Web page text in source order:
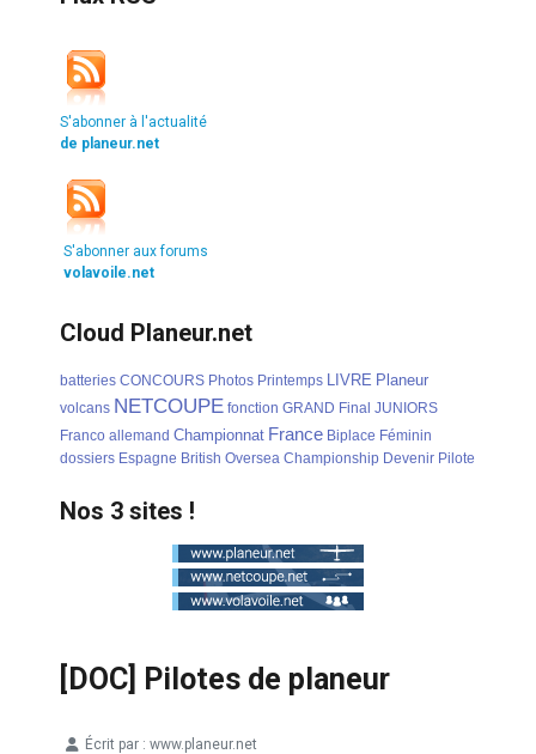
S'abonner à l'actualité
de planeur.net
S'abonner aux forums
volavoile.net
Cloud Planeur.net
batteries CONCOURS Photos Printemps LIVRE Planeur
volcans NETCOUPE fonction GRAND Final JUNIORS
Franco allemand Championnat France Biplace Féminin
dossiers Espagne British Oversea Championship Devenir Pilote
Nos 3 sites !
[DOC] Pilotes de planeur
Écrit par : www.planeur.net